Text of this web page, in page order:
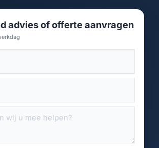
advies of offerte aanvragen